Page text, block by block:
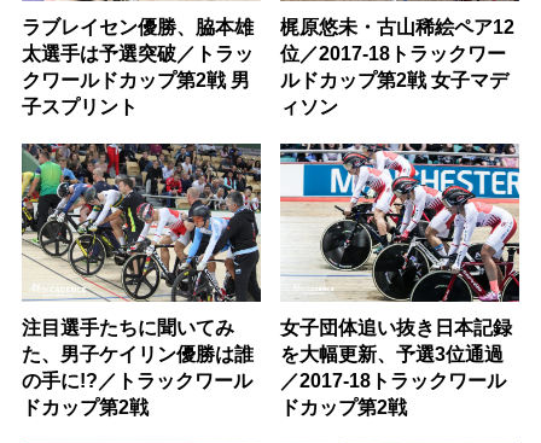
ラブレイセン優勝、脇本雄
太選手は予選突破／トラッ
クワールドカップ第2戦 男
子スプリント
梶原悠未・古山稀絵ペア12
位／2017-18トラックワー
ルドカップ第2戦 女子マデ
ィソン
注目選手たちに聞いてみ
た、男子ケイリン優勝は誰
の手に!?／トラックワール
ドカップ第2戦
女子団体追い抜き日本記録
を大幅更新、予選3位通過
／2017-18トラックワール
ドカップ第2戦